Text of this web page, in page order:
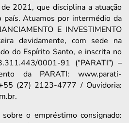
2021, que disciplina a atuação
país. Atuamos por intermédio da
E INVESTIMENTO
devidamente, com sede na
do Espírito Santo, e inscrita no
0001-91 (“PARATI”) –
da PARATI: www.parati-
(27) 2123-4777 / Ouvidoria:
sobre o empréstimo consignado: